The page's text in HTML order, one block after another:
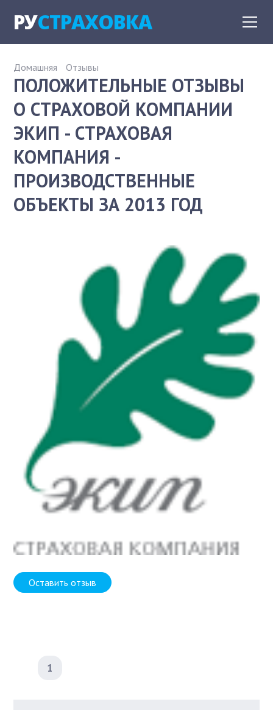
РУСТРАХОВКА
Домашняя Отзывы
ПОЛОЖИТЕЛЬНЫЕ ОТЗЫВЫ
О СТРАХОВОЙ КОМПАНИИ
ЭКИП - СТРАХОВАЯ
КОМПАНИЯ -
ПРОИЗВОДСТВЕННЫЕ
ОБЪЕКТЫ ЗА 2013 ГОД
Оставить отзыв
1